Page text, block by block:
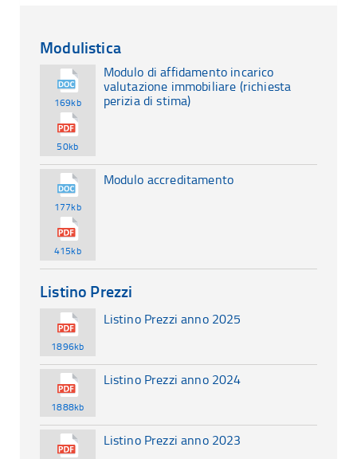
Modulistica
169kb
50kb
Modulo di affidamento incarico
valutazione immobiliare (richiesta
perizia di stima)
177kb
415kb
Modulo accreditamento
Listino Prezzi
1896kb
Listino Prezzi anno 2025
1888kb
Listino Prezzi anno 2024
Listino Prezzi anno 2023